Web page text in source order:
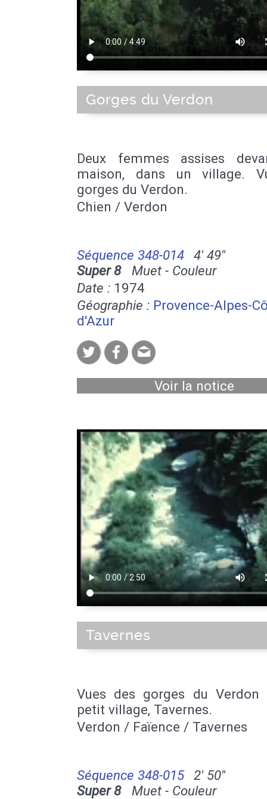
Gorges du Verdon
Deux femmes assises
maison, dans un village.
gorges du Verdon.
Chien / Verdon
Séquence 348-014
4' 49''
Super 8Muet - Couleur
Date : 1974
Géographie : Provence-Alpes-
d'Azur
Voir la notice
Tavernes
Vues des gorges du Verdon
petit village, Tavernes.
Verdon / Faïence / Tavernes
Séquence 348-015
2' 50''
Super 8Muet - Couleur